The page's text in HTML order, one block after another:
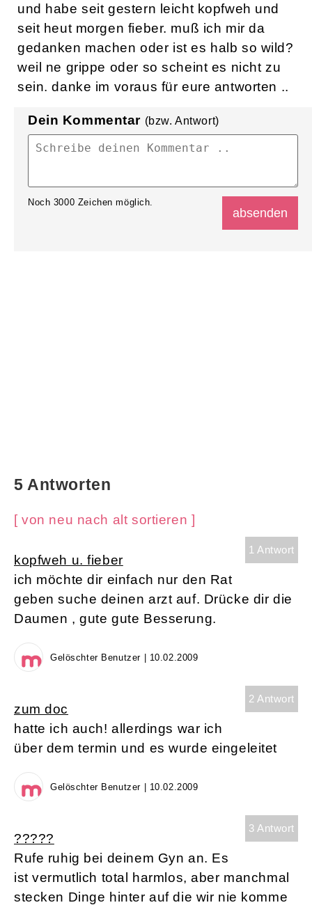
und habe seit gestern leicht kopfweh und
seit heut morgen fieber. muß ich mir da
gedanken machen oder ist es halb so wild?
weil ne grippe oder so scheint es nicht zu
sein. danke im voraus für eure antworten ..
Dein Kommentar (bzw. Antwort)
Noch 3000 Zeichen möglich.
5 Antworten
[ von neu nach alt sortieren ]
1 Antwort
kopfweh u. fieber
ich möchte dir einfach nur den Rat
geben suche deinen arzt auf. Drücke dir die
Daumen , gute gute Besserung.
Gelöschter Benutzer | 10.02.2009
2 Antwort
zum doc
hatte ich auch! allerdings war ich
über dem termin und es wurde eingeleitet
Gelöschter Benutzer | 10.02.2009
3 Antwort
?????
Rufe ruhig bei deinem Gyn an. Es
ist vermutlich total harmlos, aber manchmal
stecken Dinge hinter auf die wir nie komme